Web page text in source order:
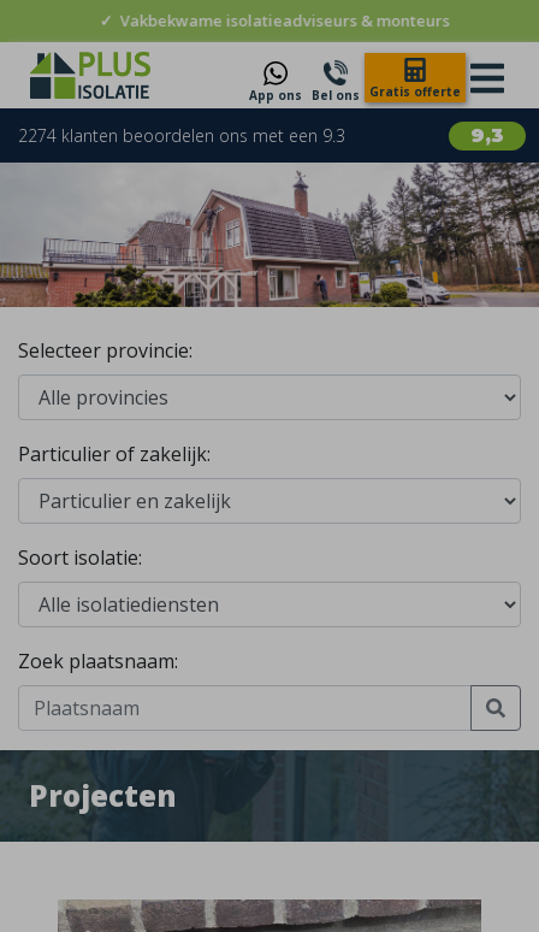
✓ Vakbekwame isolatieadviseurs & monteurs
App ons Bel ons Gratis offerte
9,3
2274 klanten beoordelen ons met een 9.3
Selecteer provincie:
Particulier of zakelijk:
Soort isolatie:
Zoek plaatsnaam:
Projecten